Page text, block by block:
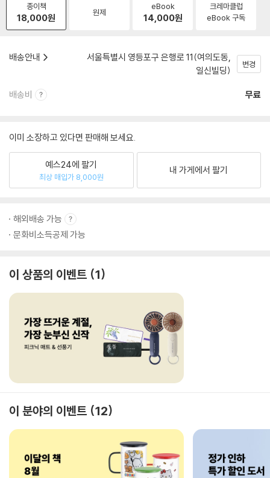
종이책
18,000원 원제
eBook
14,000원
크레마클럽
eBook 구독
배송안내
서울특별시 영등포구 은행로 11(여의도동,
일신빌딩)
변경
배송비 무료
이미 소장하고 있다면 판매해 보세요.
예스24에 팔기
최상 매입가 8,000원
내 가게에서 팔기
해외배송 가능
문화비소득공제 가능
이 상품의 이벤트 1
이 분야의 이벤트 12